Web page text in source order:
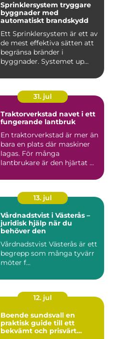
Sprinklersystem tryggare
byggnader med
automatiskt brandskydd
Ett Sprinklersystem är ett av
de mest effektiva sätten att
begränsa bränder i
byggnader. Systemet up...
31. jul
Traktorverkstad navet i ett
fungerande lantbruk
En traktorverkstad är mer än
bara en plats där maskiner
lagas. För många
lantbrukare är den hjärtat ...
13. jul
Vårdnadstvist i Västerås –
juridisk hjälp när du
behöver den
Vårdnadstvist Västerås är ett
begrepp som många tyvärr
möter f...
12. jul
Boende sundsvall en
praktisk guide till ett
bekvämt och prisvärt